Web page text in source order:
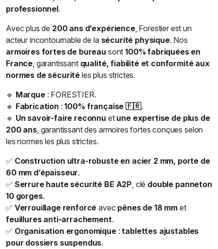
professionnel.
Avec plus de 200 ans d’expérience, Forestier est un
acteur incontournable de la sécurité physique. Nos
armoires fortes de bureau sont100% fabriquées en
France, garantissant qualité, fiabilité et conformité aux
normes de sécurité les plus strictes.
🔹 Marque: FORESTIER.
🔹 Fabrication :100% française 🇫🇷.
🔹 Un savoir-faire reconnu et une expertise de plus de
200 ans, garantissant des armoires fortes conçues selon
les normes les plus strictes.
✅ Construction ultra-robuste en acier 2 mm, porte de
60 mm d’épaisseur.
✅ Serrure haute sécurité BE A2P, clé double panneton
10 gorges.
✅ Verrouillage renforcé avec pênes de 18 mm et
feuillures anti-arrachement.
✅ Organisation ergonomique:tablettes ajustables
pour dossiers suspendus.